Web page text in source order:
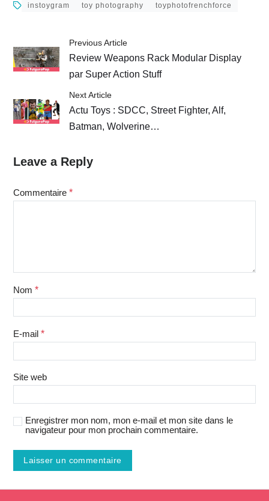
instoygram toy photography toyphotofrenchforce
Previous Article
Review Weapons Rack Modular Display
par Super Action Stuff
Next Article
Actu Toys : SDCC, Street Fighter, Alf,
Batman, Wolverine…
Leave a Reply
Commentaire *
Nom *
E-mail *
Site web
Enregistrer mon nom, mon e-mail et mon site dans le
navigateur pour mon prochain commentaire.